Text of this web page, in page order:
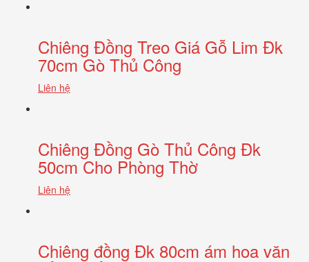
Chiêng Đồng Treo Giá Gỗ Lim Đk
70cm Gò Thủ Công
Liên hệ
Chiêng Đồng Gò Thủ Công Đk
50cm Cho Phòng Thờ
Liên hệ
Chiêng đồng Đk 80cm ám hoa văn